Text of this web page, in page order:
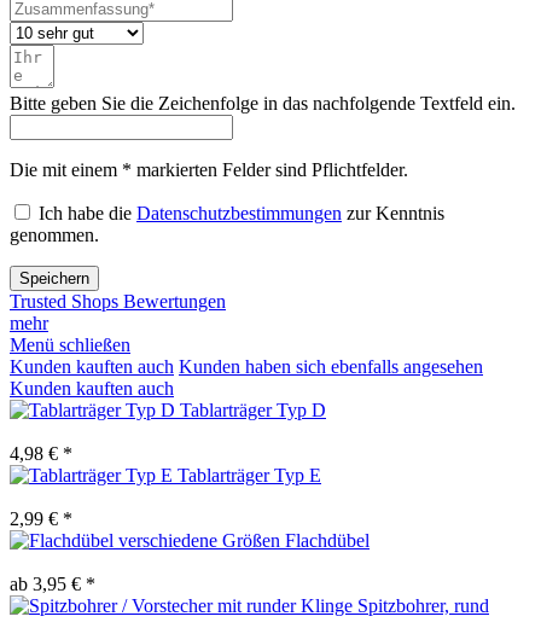
Bitte geben Sie die Zeichenfolge in das nachfolgende Textfeld ein.
Die mit einem * markierten Felder sind Pflichtfelder.
Ich habe die Datenschutzbestimmungen zur Kenntnis
genommen.
Speichern
Trusted Shops Bewertungen
mehr
Menü schließen
Kunden kauften auch Kunden haben sich ebenfalls angesehen
Kunden kauften auch
Tablarträger Typ D
4,98 € *
Tablarträger Typ E
2,99 € *
Flachdübel
ab 3,95 € *
Spitzbohrer, rund